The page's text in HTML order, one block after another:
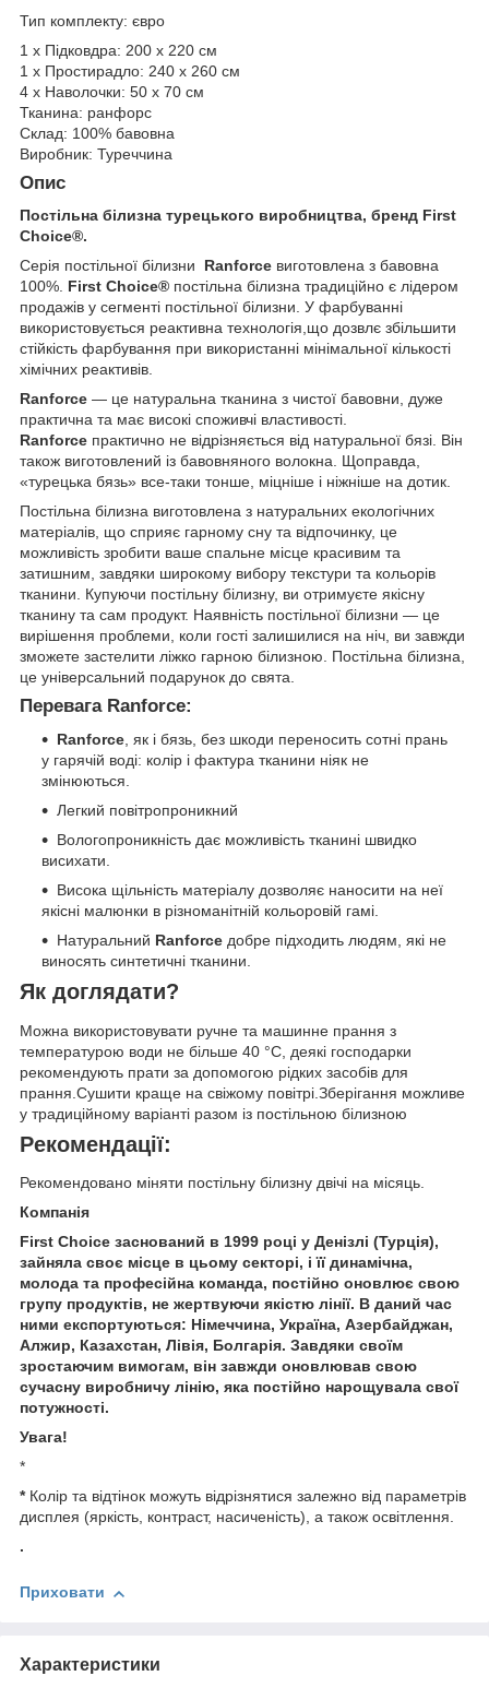
Тип комплекту: євро
1 х Підковдра: 200 х 220 см
1 х Простирадло: 240 х 260 см
4 х Наволочки: 50 х 70 см
Тканина: ранфорс
Склад: 100% бавовна
Виробник: Туреччина
Опис
Постільна білизна турецького виробництва, бренд First
Choice®.
Серія постільної білизни Ranforce виготовлена з бавовна
100%. First Choice® постільна білизна традиційно є лідером
продажів у сегменті постільної білизни. У фарбуванні
використовується реактивна технологія,що дозвлє збільшити
стійкість фарбування при використанні мінімальної кількості
хімічних реактивів.
Ranforce — це натуральна тканина з чистої бавовни, дуже
практична та має високі споживчі властивості.
Ranforce практично не відрізняється від натуральної бязі. Він
також виготовлений із бавовняного волокна. Щоправда,
«турецька бязь» все-таки тонше, міцніше і ніжніше на дотик.
Постільна білизна виготовлена з натуральних екологічних
матеріалів, що сприяє гарному сну та відпочинку, це
можливість зробити ваше спальне місце красивим та
затишним, завдяки широкому вибору текстури та кольорів
тканини. Купуючи постільну білизну, ви отримуєте якісну
тканину та сам продукт. Наявність постільної білизни — це
вирішення проблеми, коли гості залишилися на ніч, ви завжди
зможете застелити ліжко гарною білизною. Постільна білизна,
це універсальний подарунок до свята.
Перевага Ranforce:
Ranforce , як і бязь, без шкоди переносить сотні прань
у гарячій воді: колір і фактура тканини ніяк не
змінюються.
Легкий повітропроникний
Вологопроникність дає можливість тканині швидко
висихати.
Висока щільність матеріалу дозволяє наносити на неї
якісні малюнки в різноманітній кольоровій гамі.
Натуральний Ranforce добре підходить людям, які не
виносять синтетичні тканини.
Як доглядати?
Можна використовувати ручне та машинне прання з
температурою води не більше 40 °C, деякі господарки
рекомендують прати за допомогою рідких засобів для
прання.Сушити краще на свіжому повітрі.Зберігання можливе
у традиційному варіанті разом із постільною білизною
Рекомендації:
Рекомендовано міняти постільну білизну двічі на місяць.
Компанія
First Choice заснований в 1999 році у Денізлі (Турція),
зайняла своє місце в цьому секторі, і її динамічна,
молода та професійна команда, постійно оновлює свою
групу продуктів, не жертвуючи якістю лінії. В даний час
ними експортуються: Німеччина, Україна, Азербайджан,
Алжир, Казахстан, Лівія, Болгарія. Завдяки своїм
зростаючим вимогам, він завжди оновлював свою
сучасну виробничу лінію, яка постійно нарощувала свої
потужності.
Увага!
*
* Колір та відтінок можуть відрізнятися залежно від параметрів
дисплея (яркість, контраст, насиченість), а також освітлення.
.
Приховати
Характеристики